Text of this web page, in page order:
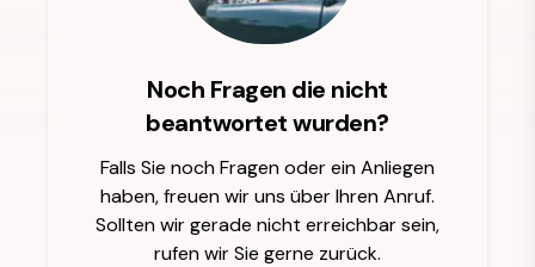
Noch Fragen die nicht
beantwortet wurden?
Falls Sie noch Fragen oder ein Anliegen
haben, freuen wir uns über Ihren Anruf.
Sollten wir gerade nicht erreichbar sein,
rufen wir Sie gerne zurück.